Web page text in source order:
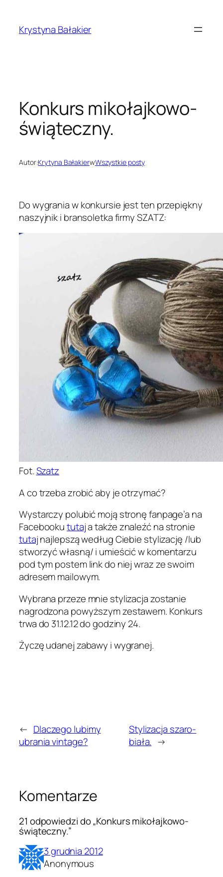
treściKrystyna Bałakier
Konkurs mikołajkowo-
świąteczny.
Autor:Krytyna BałakierwWszystkie posty
Do wygrania w konkursie jest ten przepiękny
naszyjnik i bransoletka firmy SZATZ:
Fot.Szatz
A co trzeba zrobić aby je otrzymać?
Wystarczy polubić moją stronę fanpage’a na
Facebookututaja także znaleźć na stronie
tutajnajlepszą według Ciebie stylizację /lub
stworzyć własną/ i umieścić w komentarzu
pod tym postem link do niej wraz ze swoim
adresem mailowym.
Wybrana przeze mnie stylizacja zostanie
nagrodzona powyższym zestawem. Konkurs
trwa do 31.12.12 do godziny 24.
Życzę udanej zabawy i wygranej.
← Dlaczego lubimy
ubrania vintage?
Stylizacja szaro-
biała. →
Komentarze
21 odpowiedzi do „Konkurs mikołajkowo-
świąteczny.”
3 grudnia 2012
Anonymous